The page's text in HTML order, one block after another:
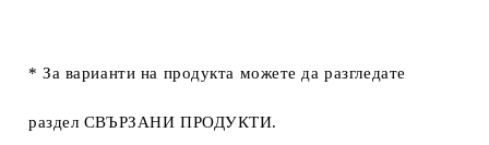
* За варианти на продукта можете да разгледате
раздел СВЪРЗАНИ ПРОДУКТИ.